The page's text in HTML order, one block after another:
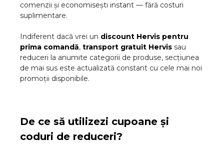
comenzii și economisești instant — fără costuri
suplimentare.
Indiferent dacă vrei un discount Hervis pentru
prima comandă, transport gratuit Hervis sau
reduceri la anumite categorii de produse, secțiunea
de mai sus este actualizată constant cu cele mai noi
promoții disponibile.
De ce să utilizezi cupoane și
coduri de reduceri?